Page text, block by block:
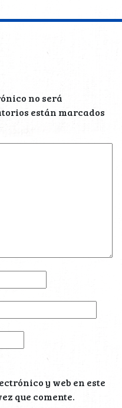
no será
están marcados
y web en este
que comente.